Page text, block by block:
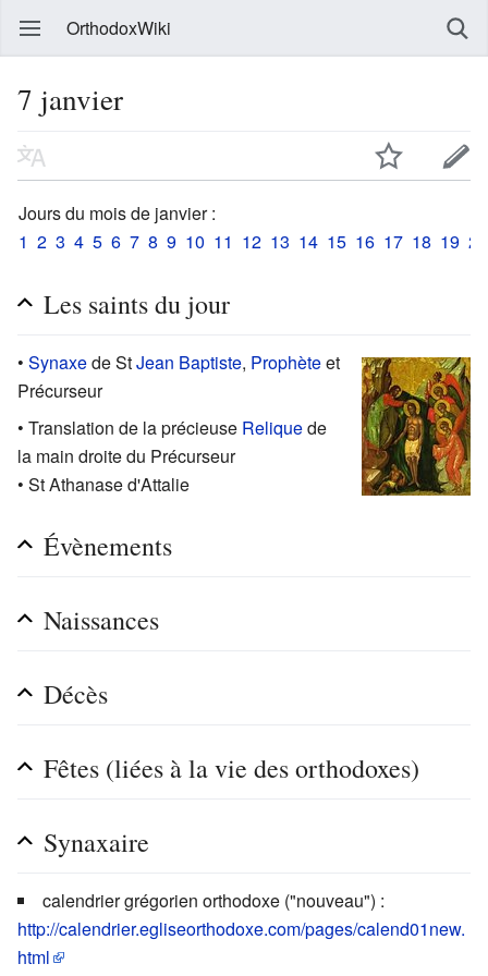
OrthodoxWiki
7 janvier
Jours du mois de janvier :
1 2 3 4 5 6 7 8 9 10 11 12 13 14 15 16 17 18 19 20
Les saints du jour
• Synaxede StJean Baptiste, Prophèteet
Précurseur
• Translation de la précieuse Reliquede
la main droite du Précurseur
• St Athanase d'Attalie
Évènements
Naissances
Décès
Fêtes (liées à la vie des orthodoxes)
Synaxaire
calendrier grégorien orthodoxe ("nouveau") :
http://calendrier.egliseorthodoxe.com/pages/calend01new.
html